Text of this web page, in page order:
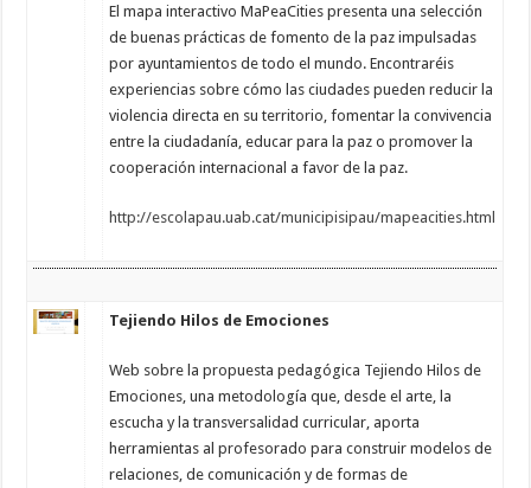
El mapa interactivo MaPeaCities presenta una selección
de buenas prácticas de fomento de la paz impulsadas
por ayuntamientos de todo el mundo. Encontraréis
experiencias sobre cómo las ciudades pueden reducir la
violencia directa en su territorio, fomentar la convivencia
entre la ciudadanía, educar para la paz o promover la
cooperación internacional a favor de la paz.
http://escolapau.uab.cat/municipisipau/mapeacities.html
Tejiendo Hilos de Emociones
Web sobre la propuesta pedagógica Tejiendo Hilos de
Emociones, una metodología que, desde el arte, la
escucha y la transversalidad curricular, aporta
herramientas al profesorado para construir modelos de
relaciones, de comunicación y de formas de